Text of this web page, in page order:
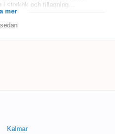
storkök och tillagning...
mer
Kalmar